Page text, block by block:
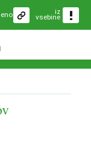
iz
vsebine